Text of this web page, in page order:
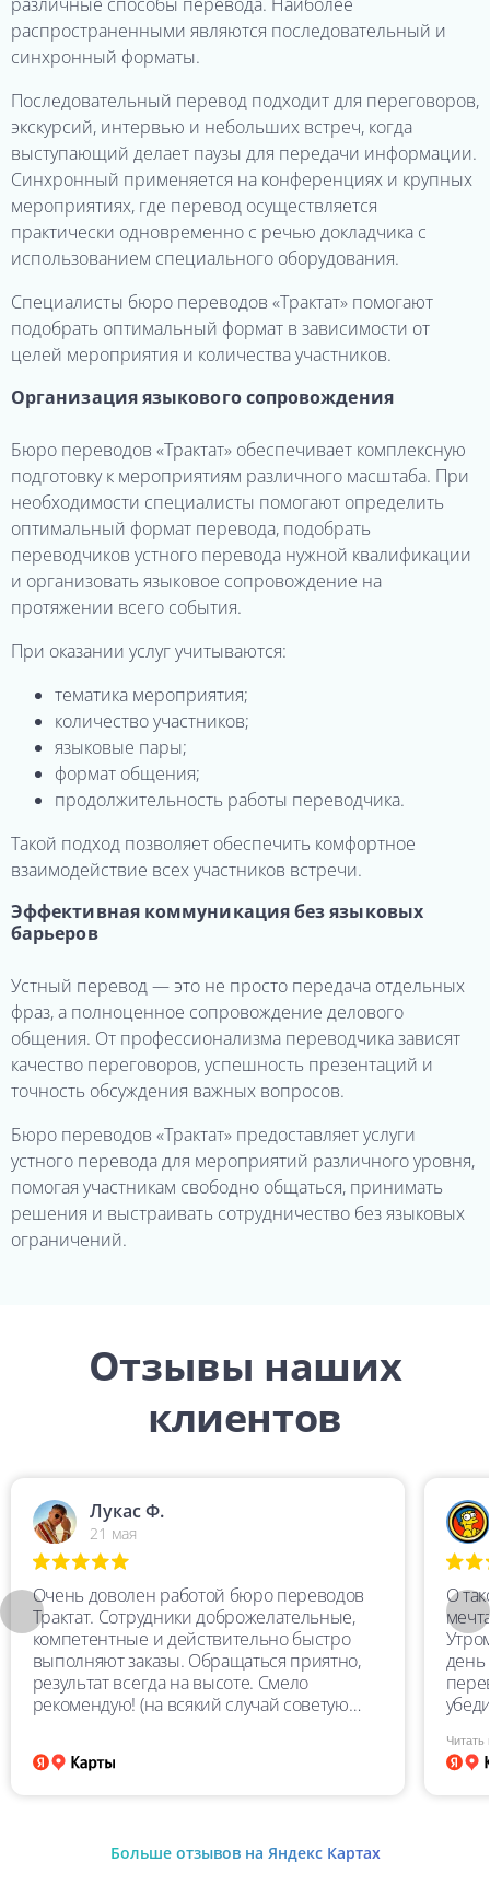
распространенными являются последовательный и
синхронный форматы.
Последовательный перевод подходит для переговоров,
экскурсий, интервью и небольших встреч, когда
выступающий делает паузы для передачи информации.
Синхронный применяется на конференциях и крупных
мероприятиях, где перевод осуществляется
практически одновременно с речью докладчика с
использованием специального оборудования.
Специалисты бюро переводов «Трактат» помогают
подобрать оптимальный формат в зависимости от
целей мероприятия и количества участников.
Организация языкового сопровождения
Бюро переводов «Трактат» обеспечивает комплексную
подготовку к мероприятиям различного масштаба. При
необходимости специалисты помогают определить
оптимальный формат перевода, подобрать
переводчиков устного перевода нужной квалификации
и организовать языковое сопровождение на
протяжении всего события.
При оказании услуг учитываются:
тематика мероприятия;
количество участников;
языковые пары;
формат общения;
продолжительность работы переводчика.
Такой подход позволяет обеспечить комфортное
взаимодействие всех участников встречи.
Эффективная коммуникация без языковых
барьеров
Устный перевод — это не просто передача отдельных
фраз, а полноценное сопровождение делового
общения. От профессионализма переводчика зависят
качество переговоров, успешность презентаций и
точность обсуждения важных вопросов.
Бюро переводов «Трактат» предоставляет услуги
устного перевода для мероприятий различного уровня,
помогая участникам свободно общаться, принимать
решения и выстраивать сотрудничество без языковых
ограничений.
Отзывы наших
клиентов
Лукас Ф.
21 мая
Очень доволен работой бюро переводов
Трактат. Сотрудники доброжелательные,
компетентные и действительно быстро
выполняют заказы. Обращаться приятно,
результат всегда на высоте. Смело
рекомендую! (на всякий случай советую
О
день
Читать
Больше отзывов на Яндекс Картах